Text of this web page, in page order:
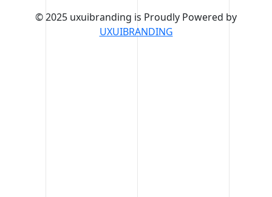
© 2025 uxuibranding is Proudly Powered by
UXUIBRANDING